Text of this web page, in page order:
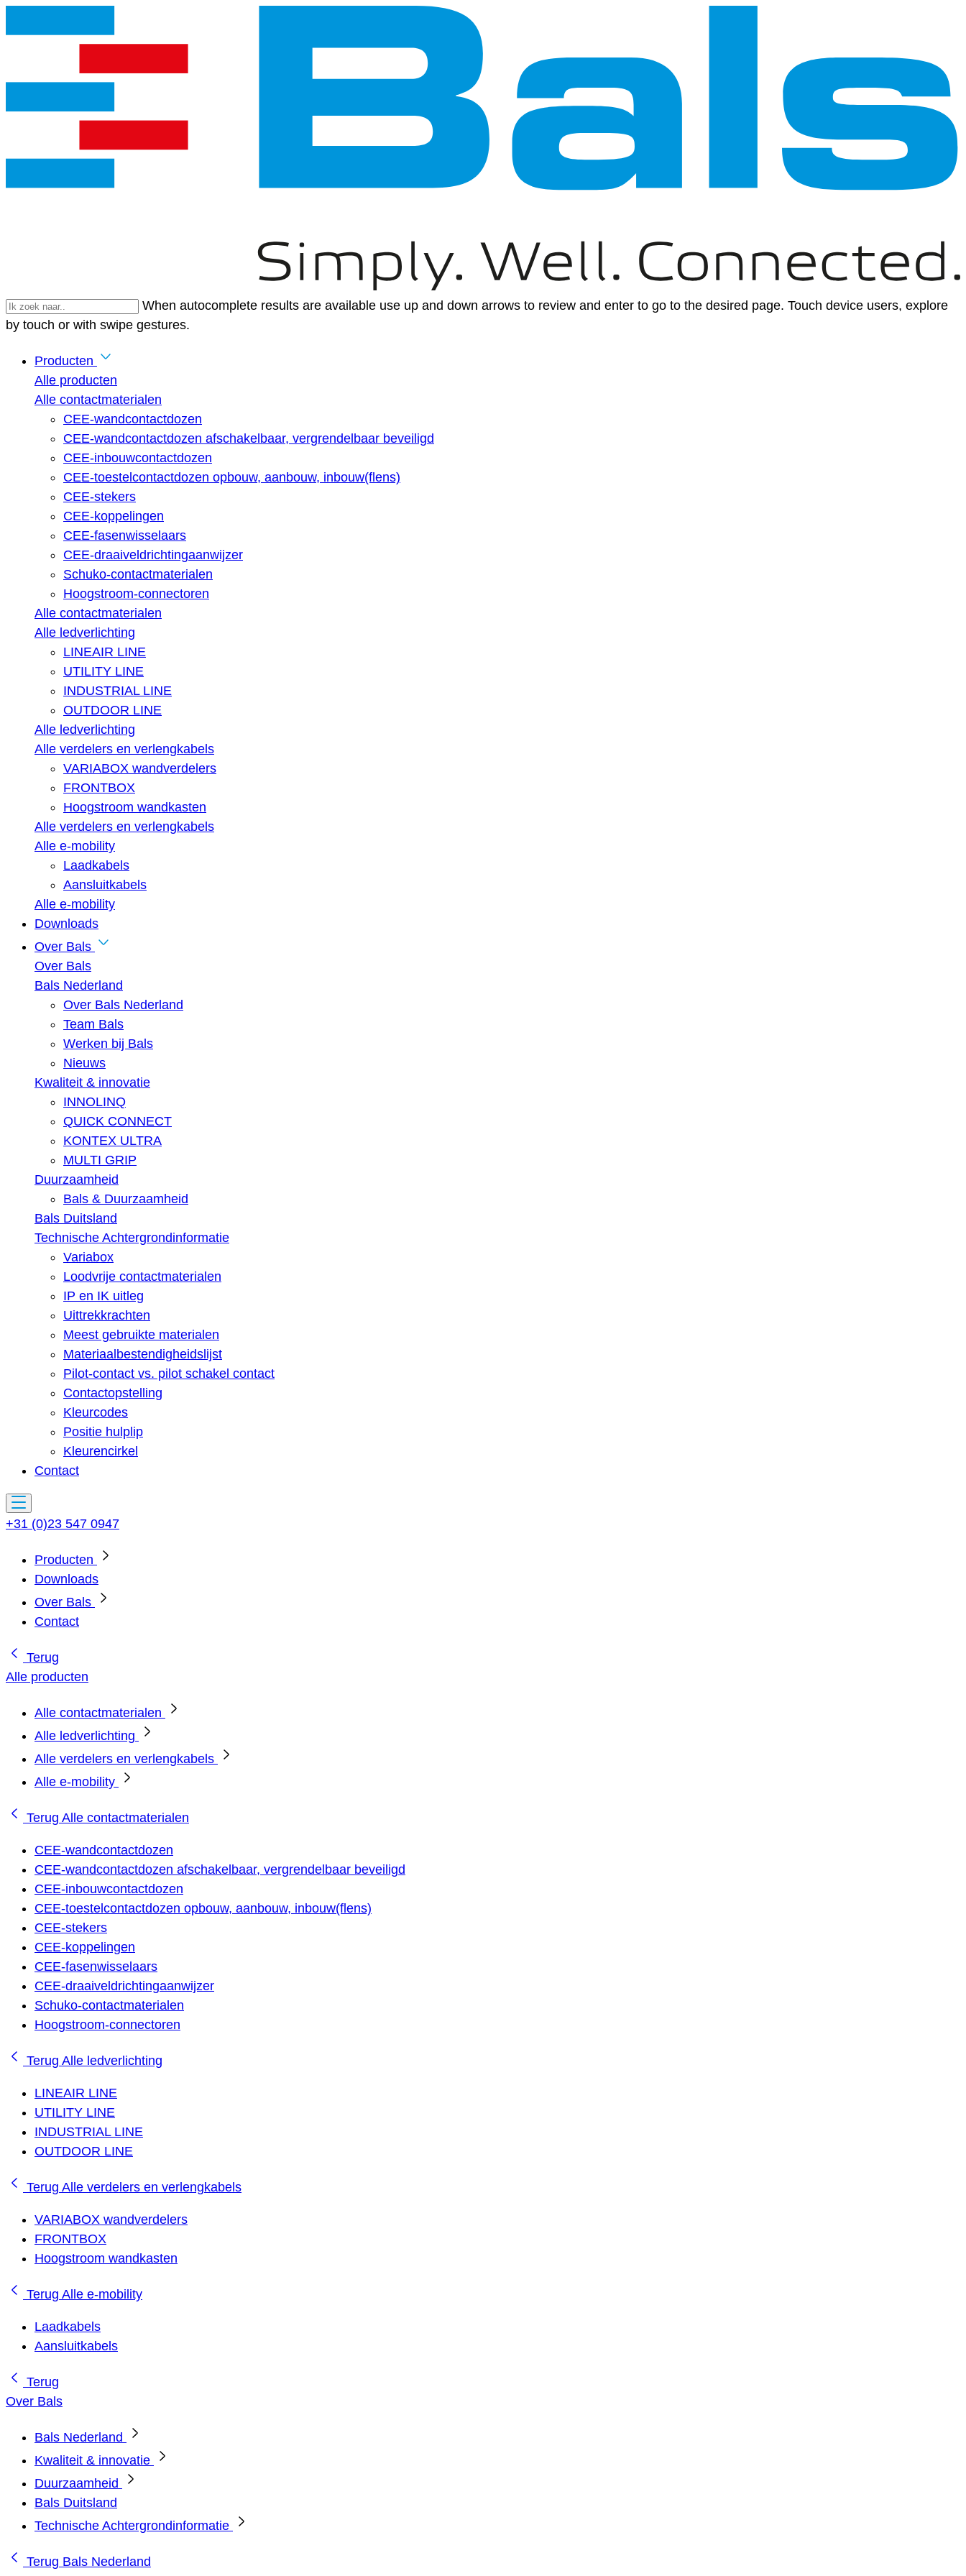
When autocomplete results are available use up and down arrows to review and enter to go to the desired page. Touch device users, explore
by touch or with swipe gestures.
Producten
Alle producten
Alle contactmaterialen
CEE-wandcontactdozen
CEE-wandcontactdozen afschakelbaar, vergrendelbaar beveiligd
CEE-inbouwcontactdozen
CEE-toestelcontactdozen opbouw, aanbouw, inbouw(flens)
CEE-stekers
CEE-koppelingen
CEE-fasenwisselaars
CEE-draaiveldrichtingaanwijzer
Schuko-contactmaterialen
Hoogstroom-connectoren
Alle contactmaterialen
Alle ledverlichting
LINEAIR LINE
UTILITY LINE
INDUSTRIAL LINE
OUTDOOR LINE
Alle ledverlichting
Alle verdelers en verlengkabels
VARIABOX wandverdelers
FRONTBOX
Hoogstroom wandkasten
Alle verdelers en verlengkabels
Alle e-mobility
Laadkabels
Aansluitkabels
Alle e-mobility
Downloads
Over Bals
Over Bals
Bals Nederland
Over Bals Nederland
Team Bals
Werken bij Bals
Nieuws
Kwaliteit & innovatie
INNOLINQ
QUICK CONNECT
KONTEX ULTRA
MULTI GRIP
Duurzaamheid
Bals & Duurzaamheid
Bals Duitsland
Technische Achtergrondinformatie
Variabox
Loodvrije contactmaterialen
IP en IK uitleg
Uittrekkrachten
Meest gebruikte materialen
Materiaalbestendigheidslijst
Pilot-contact vs. pilot schakel contact
Contactopstelling
Kleurcodes
Positie hulplip
Kleurencirkel
Contact
+31 (0)23 547 0947
Producten
Downloads
Over Bals
Contact
Terug
Alle producten
Alle contactmaterialen
Alle ledverlichting
Alle verdelers en verlengkabels
Alle e-mobility
Terug Alle contactmaterialen
CEE-wandcontactdozen
CEE-wandcontactdozen afschakelbaar, vergrendelbaar beveiligd
CEE-inbouwcontactdozen
CEE-toestelcontactdozen opbouw, aanbouw, inbouw(flens)
CEE-stekers
CEE-koppelingen
CEE-fasenwisselaars
CEE-draaiveldrichtingaanwijzer
Schuko-contactmaterialen
Hoogstroom-connectoren
Terug Alle ledverlichting
LINEAIR LINE
UTILITY LINE
INDUSTRIAL LINE
OUTDOOR LINE
Terug Alle verdelers en verlengkabels
VARIABOX wandverdelers
FRONTBOX
Hoogstroom wandkasten
Terug Alle e-mobility
Laadkabels
Aansluitkabels
Terug
Over Bals
Bals Nederland
Kwaliteit & innovatie
Duurzaamheid
Bals Duitsland
Technische Achtergrondinformatie
Terug Bals Nederland